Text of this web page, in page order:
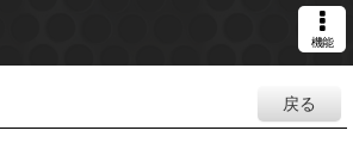
機能
戻る